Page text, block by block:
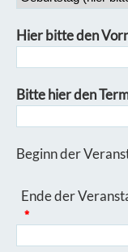
Hier bitte den
Bitte hier den
Beginn
Ende der
*